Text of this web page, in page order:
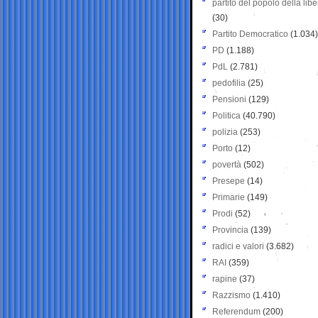
partito del popolo della
(30)
Partito Democratico (1.034)
PD (1.188)
PdL (2.781)
pedofilia (25)
Pensioni (129)
Politica (40.790)
polizia (253)
Porto (12)
povertà (502)
Presepe (14)
Primarie (149)
Prodi (52)
Provincia (139)
radici e valori (3.682)
RAI (359)
rapine (37)
Razzismo (1.410)
Referendum (200)